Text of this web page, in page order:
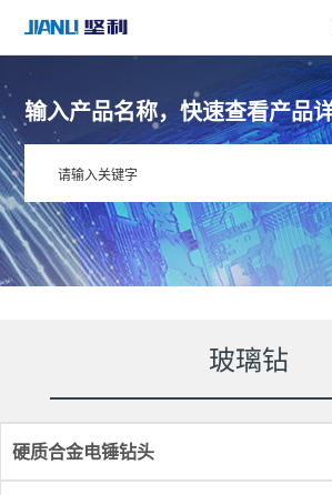
输入产品名称，快速查看产品
玻璃钻
硬质合金电锤钻头